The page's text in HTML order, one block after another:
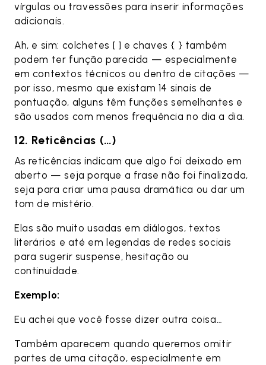
vírgulas ou travessões para inserir informações
adicionais.
Ah, e sim: colchetes [ ] e chaves { } também
podem ter função parecida — especialmente
em contextos técnicos ou dentro de citações —
por isso, mesmo que existam 14 sinais de
pontuação, alguns têm funções semelhantes e
são usados com menos frequência no dia a dia.
12. Reticências (…)
As reticências indicam que algo foi deixado em
aberto — seja porque a frase não foi finalizada,
seja para criar uma pausa dramática ou dar um
tom de mistério.
Elas são muito usadas em diálogos, textos
literários e até em legendas de redes sociais
para sugerir suspense, hesitação ou
continuidade.
Exemplo:
Eu achei que você fosse dizer outra coisa…
Também aparecem quando queremos omitir
partes de uma citação, especialmente em